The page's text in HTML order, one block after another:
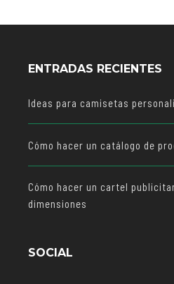
ENTRADAS RECIENTES
Ideas para camisetas
Cómo hacer un catálogo de
Cómo hacer un cartel
dimensiones
SOCIAL